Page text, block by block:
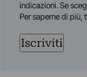
indicazioni. Se
Per saperne di più,
Iscriviti